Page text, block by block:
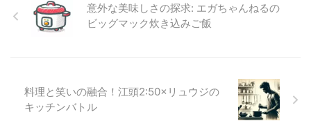
知ることになるのですわ。 たと
えば、『ストリートファイター』
では、主人公リュウが「暗殺拳」
は ...
意外な美味しさの探求: エガちゃんねるの
ビッグマック炊き込みご飯
料理と笑いの融合！江頭2:50×リュウジの
キッチンバトル